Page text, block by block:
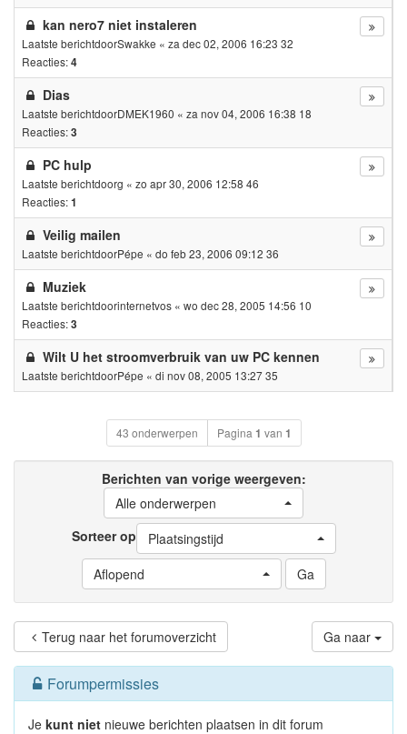
kan nero7 niet instaleren
Laatste berichtdoorSwakke « za dec 02, 2006 16:23 32
Reacties:4
Dias
Laatste berichtdoorDMEK1960 « za nov 04, 2006 16:38 18
Reacties:3
PC hulp
Laatste berichtdoorg « zo apr 30, 2006 12:58 46
Reacties:1
Veilig mailen
Laatste berichtdoorPépe « do feb 23, 2006 09:12 36
Muziek
Laatste berichtdoorinternetvos « wo dec 28, 2005 14:56 10
Reacties:3
Wilt U het stroomverbruik van uw PC kennen
Laatste berichtdoorPépe « di nov 08, 2005 13:27 35
43 onderwerpen Pagina 1 van 1
Berichten van vorige weergeven:
Alle onderwerpen
Sorteer op
Plaatsingstijd
Aflopend
Terug naar het forumoverzicht Ga naar
Forumpermissies
Je kunt niet nieuwe berichten plaatsen in dit forum